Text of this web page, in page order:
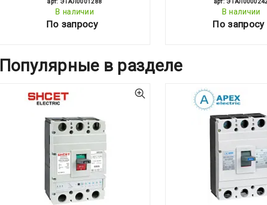
арт: ЭТАЛ0001288
В наличии
По запросу
арт:
В наличии
По запросу
Популярные в разделе